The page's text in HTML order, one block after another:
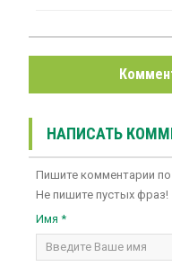
НАПИСАТЬ
Пишите комментарии по
Не пишите пустых фраз!
Имя *